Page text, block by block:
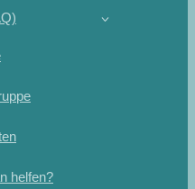
helfen?